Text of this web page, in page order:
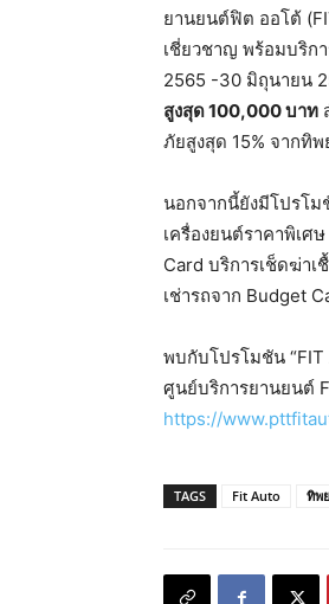
ยานยนต์ฟิต ออโต้
เชี่ยวชาญ พร้อมบริก
2565 -30 มิถุนายน
สูงสุด 100,000 บาท
ภัยสูงสุด 15% จากทิ
นอกจากนี้ยังมีโปรโม
เครื่องยนต์ราคาพิเศ
Card บริการเช็ดฆ่า
เช่ารถจาก Budget
พบกับโปรโมชัน
ศูนย์บริการยานยนต์
https://
TAGS Fit Auto ทิพ